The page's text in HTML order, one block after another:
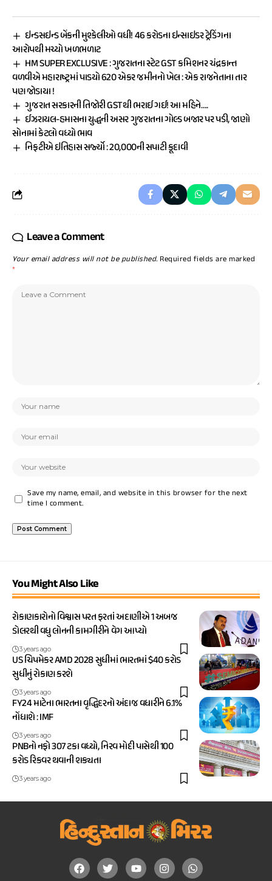
ઇન્ડસઇન્ડ બેંકની મુશ્કેલીઓ વધી! 46 કરોડના ઇન્સાઇડર ટ્રેડિંગના
આરોપથી મચ્યો ખળભળાટ
HM SUPER EXCLUSIVE : ગુજરાતના સ્ટેટ GST કમિશનર ચંદ્રકાન્ત
વળવીએ મહારાષ્ટ્રમાં પાડયો 620 એકર જમીનનો ખેલ : એક રાજનેતાના તાર
પણ જોડાયા !
ગુજરાત સરકારની તિજોરી GSTથી ભરાઈ ગઈ! આ મહિને….
ઈઝરાયલ-હમાસના યુદ્ધની અસર ગુજરાતના ગોલ્ડ બજાર પર પડી, જાણો
સોનામાં કેટલો વધ્યો ભાવ
નિફટીએ ઇતિહાસ સર્જ્યો : 20,000ની સપાટી કૂદાવી
Leave a Comment
Your email address will not be published. Required fields are marked
*
Save my name, email, and website in this browser for the next
time I comment.
You Might Also Like
રોકાણકારોનો વિશ્વાસ પરત ફરતાં અદાણીએ 1 અબજ
ડોલરથી વધુ લોનની કામગીરીને વેગ આપ્યો
3 years ago
US ચિપમેકર AMD 2028 સુધીમાં ભારતમાં $40 કરોડ
સુધીનું રોકાણ કરશે
3 years ago
FY24 માટેના ભારતના વૃદ્ધિદરનો અંદાજ વધારીને 6.1%
નોંધાશે : IMF
3 years ago
PNBનો નફો 307 ટકા વધ્યો, નિરવ મોદી પાસેથી 100
કરોડ રિકવર થવાની શક્યતા
3 years ago